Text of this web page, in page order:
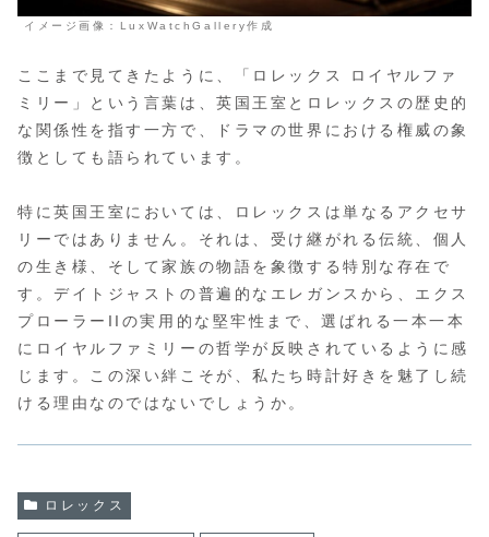
イメージ画像：LuxWatchGallery作成
ここまで見てきたように、「ロレックス ロイヤルファ
ミリー」という言葉は、英国王室とロレックスの歴史的
な関係性を指す一方で、ドラマの世界における権威の象
徴としても語られています。
特に英国王室においては、ロレックスは単なるアクセサ
リーではありません。それは、 受け継がれる伝統、個人
の生き様、そして家族の物語を象徴する特別な存在 で
す。デイトジャストの普遍的なエレガンスから、エクス
プローラーIIの実用的な堅牢性まで、選ばれる一本一本
にロイヤルファミリーの哲学が反映されているように感
じます。この深い絆こそが、私たち時計好きを魅了し続
ける理由なのではないでしょうか。
ロレックス